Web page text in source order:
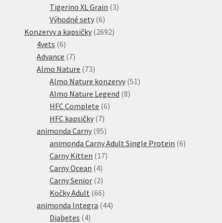
Tigerino XL Grain 33
Výhodné sety 66
produktů
Konzervy a kapsičky 26922692
4vets 66
produktů
Advance 77
produktů
Almo Nature 7373
produktů
Almo Nature konzervy 51 51
Almo Nature Legend 88
HFC Complete 66
HFC kapsičky 77
produktů
animonda Carny 9595
produktů
animonda Carny Adult Single Protein 66
Carny Kitten 1717
Carny Ocean 44
produkty
Carny Senior 22
produkty
Kočky Adult 6666
produktů
animonda Integra 4444
Diabetes 44